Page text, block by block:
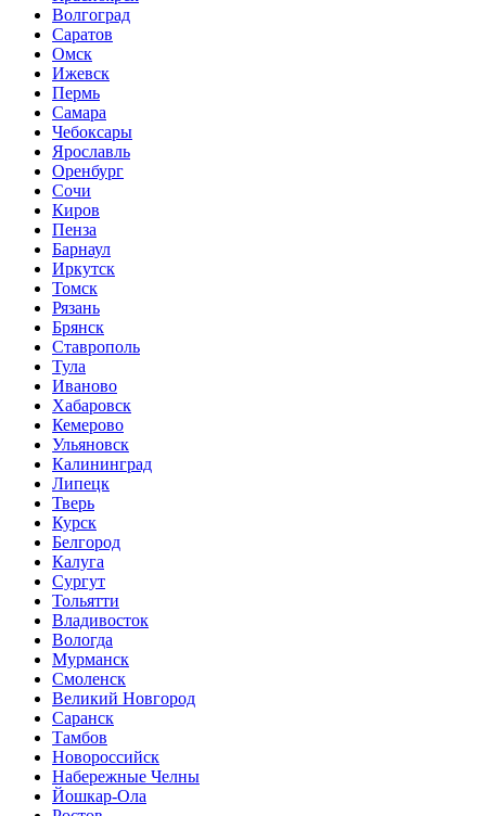
Волгоград
Саратов
Омск
Ижевск
Пермь
Самара
Чебоксары
Ярославль
Оренбург
Сочи
Киров
Пенза
Барнаул
Иркутск
Томск
Рязань
Брянск
Ставрополь
Тула
Иваново
Хабаровск
Кемерово
Ульяновск
Калининград
Липецк
Тверь
Курск
Белгород
Калуга
Сургут
Тольятти
Владивосток
Вологда
Мурманск
Смоленск
Великий Новгород
Саранск
Тамбов
Новороссийск
Набережные Челны
Йошкар-Ола